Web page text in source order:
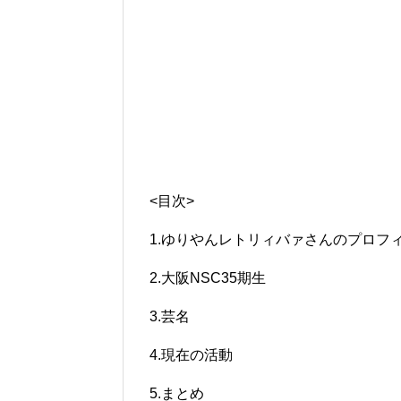
<目次>
1.ゆりやんレトリィバァさんのプロフ
2.大阪NSC35期生
3.芸名
4.現在の活動
5.まとめ